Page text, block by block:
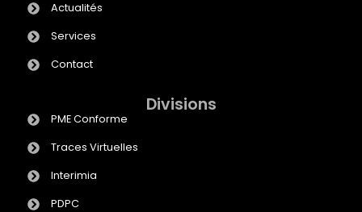
Actualités
Services
Contact
Divisions
PME Conforme
Traces Virtuelles
Interimia
PDPC